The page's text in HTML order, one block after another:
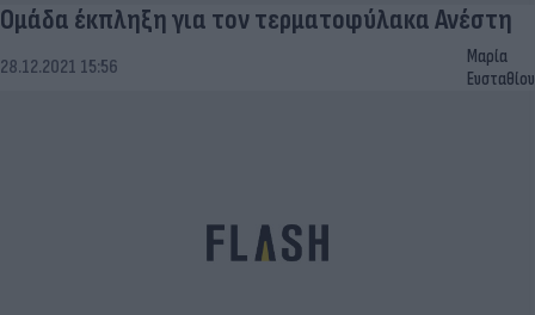
Ομάδα έκπληξη για τον τερματοφύλακα Ανέστη
28.12.2021 15:56
Μαρία
Ευσταθίου